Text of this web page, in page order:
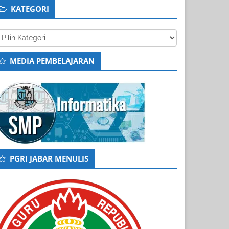
KATEGORI
MEDIA PEMBELAJARAN
PGRI JABAR MENULIS